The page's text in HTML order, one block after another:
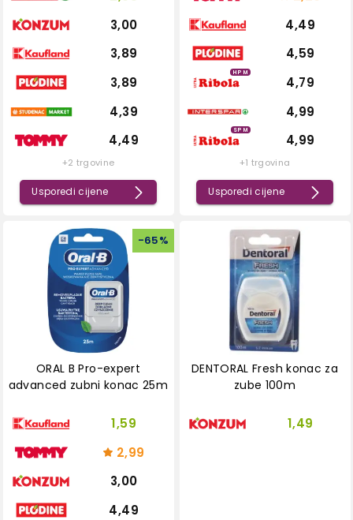
3,00
3,89
3,89
4,39
4,49
+2 trgovine
Usporedi cijene
4,49
4,59
HPM
4,79
4,99
SPM
4,99
+1 trgovina
Usporedi cijene
-65%
ORAL B Pro-expert
advanced zubni konac 25m
1,59
2,99
3,00
4,49
DENTORAL Fresh konac za
zube 100m
1,49